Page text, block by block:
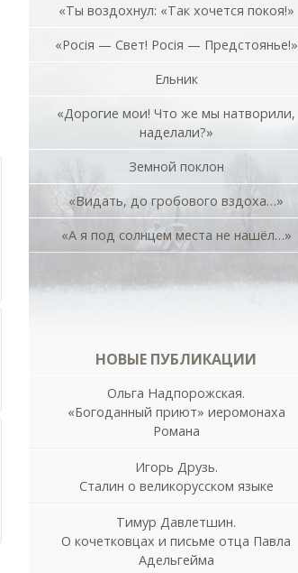
«Ты воздохнул: «Так хочется покоя!»
«Росiя — Свет! Росiя — Предстоянье!»
Ельник
«Дорогие мои! Что же мы натворили,
наделали?»
Земной поклон
«Видать, до гробового вздоха…»
«А я под солнцем места не нашёл…»
НОВЫЕ ПУБЛИКАЦИИ
Ольга Надпорожская.
«Богоданный приют» иеромонаха
Романа
Игорь Друзь.
Сталин о великорусском языке
Тимур Давлетшин.
О кочетковцах и письме отца Павла
Адельгейма